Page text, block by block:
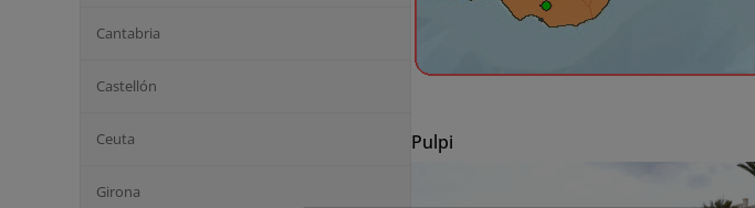
Cantabria
Castellón
Ceuta
Girona
Pulpi